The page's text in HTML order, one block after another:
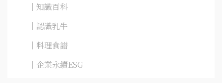
｜知識百科
｜認識乳牛
｜料理食譜
｜企業永續ESG